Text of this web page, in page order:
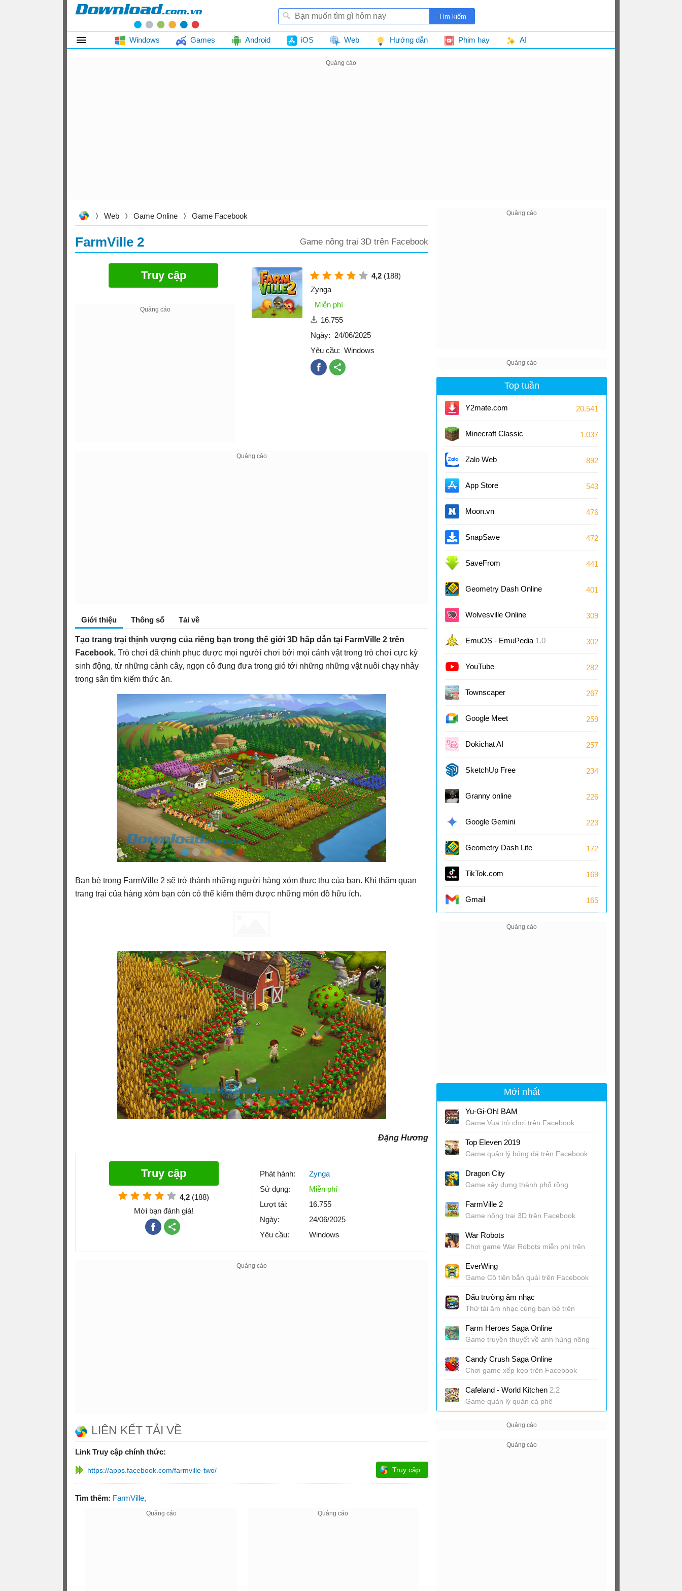
Windows Games Android iOS Web Hướng dẫn Phim hay AI
Web Game Online Game Facebook
FarmVille 2 Game nông trại 3D trên Facebook
Truy cập 4,2 (188)
Zynga
Miễn phí
16.755
Ngày: 24/06/2025
Yêu cầu: Windows
Giới thiệu Thông số Tải về
Tạo trang trại thịnh vượng của riêng bạn trong thế giới 3D hấp dẫn tại FarmVille 2 trên
Facebook. Trò chơi đã chinh phục được mọi người chơi bởi mọi cảnh vật trong trò chơi cực kỳ
sinh động, từ những cành cây, ngọn cỏ đung đưa trong gió tới những những vật nuôi chạy nhảy
trong sân tìm kiếm thức ăn.
Bạn bè trong FarmVille 2 sẽ trở thành những người hàng xóm thực thụ của bạn. Khi thăm quan
trang trại của hàng xóm bạn còn có thể kiếm thêm được những món đồ hữu ích.
Top tuần
Y2mate.com 20.541
Minecraft Classic 1.037
Zalo Web 892
App Store 543
Moon.vn 476
SnapSave 472
SaveFrom 441
Geometry Dash Online 401
Wolvesville Online 309
EmuOS - EmuPedia 1.0 302
YouTube 282
Townscaper 267
Google Meet 259
Dokichat AI 257
SketchUp Free 234
Granny online 226
Google Gemini 223
Geometry Dash Lite 172
TikTok.com 169
Gmail 165
Mới nhất
Yu-Gi-Oh! BAM
Game Vua trò chơi trên Facebook
Top Eleven 2019
Game quản lý bóng đá trên Facebook
Dragon City
Game xây dựng thành phố rồng
FarmVille 2
Game nông trại 3D trên Facebook
War Robots
Chơi game War Robots miễn phí trên
EverWing
Game Cô tiên bắn quái trên Facebook
Đấu trường âm nhạc
Thử tài âm nhạc cùng bạn bè trên
Farm Heroes Saga Online
Game truyền thuyết về anh hùng nông
Candy Crush Saga Online
Chơi game xếp kẹo trên Facebook
Cafeland - World Kitchen 2.2
Game quản lý quán cà phê